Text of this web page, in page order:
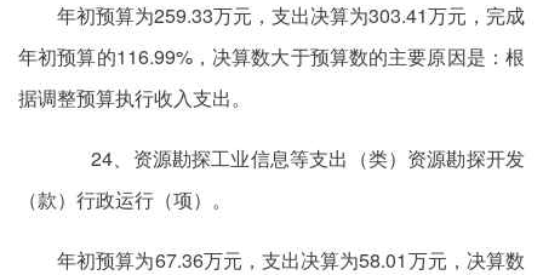
年初预算为259.33万元，支出决算为303.41万元，完成
年初预算的116.99%，决算数大于预算数的主要原因是：根
据调整预算执行收入支出。
24、资源勘探工业信息等支出（类）资源勘探开发
（款）行政运行（项）。
年初预算为67.36万元，支出决算为58.01万元，决算数